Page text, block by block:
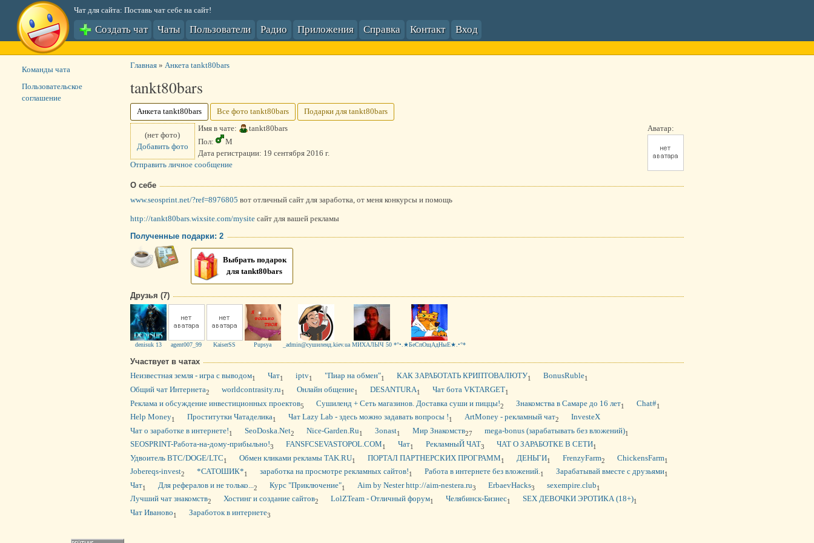
Чат для сайта: Поставь чат себе на сайт!
Создать чат Чаты Пользователи Радио Приложения Справка Контакт Вход
Главная» Анкета tankt80bars
tankt80bars
Анкета tankt80bars Все фото tankt80bars
Подарки для tankt80bars
Аватар:
(нет фото)
Добавить фото
Имя в чате:
tankt80bars
Пол:
М
Дата регистрации: 19 сентября 2016 г.
Отправить личное сообщение
О себе
www.seosprint.net/?ref=8976805 вот отличный сайт для заработка, от меня конкурсы и помощь
http://tankt80bars.wixsite.com/mysiteсайт для вашей рекламы
Полученные подарки: 2
Выбрать подарок
для tankt80bars
Друзья (7)
denisuk 13 agent007_99 KaiserSS Pupsya _admin@сушиленд.kiev.ua МИХАЛЫЧ 50 *°•.★БеСпОщАдНыЕ★.•°*
Участвует в чатах
Неизвестная земля - игра с выводом1 Чат1 iptv1 "Пиар на обмен"1 КАК ЗАРАБОТАТЬ КРИПТОВАЛЮТУ1 BonusRuble1
Общий чат Интернета2 worldcontrasity.ru1 Онлайн общение1 DESANTURA1 Чат бота VKTARGET1
Реклама и обсуждение инвестиционных проектов5 Сушиленд + Сеть магазинов. Доставка суши и пиццы!2 Знакомства в Самаре до 16 лет1 Chat#1
Help Money1 Проститутки Чатаделика1 Чат Lazy Lab - здесь можно задавать вопросы !1 ArtMoney - рекламный чат2
InvesteX
Чат о заработке в интернете!1 SeoDoska.Net2 Nice-Garden.Ru1 3onast1 Мир Знакомств27 mega-bonus (зарабатывать без вложений)1
SEOSPRINT-Работа-на-дому-прибыльно!3 FANSFCSEVASTOPOL.COM1 Чат1 РекламныЙ ЧАТ3 ЧАТ О ЗАРАБОТКЕ В СЕТИ1
Удвоитель BTC/DOGE/LTC1 Обмен кликами рекламы TAK.RU1 ПОРТАЛ ПАРТНЕРСКИХ ПРОГРАММ1 ДЕНЬГИ1 FrenzyFarm2 ChickensFarm1
Jobereqs-invest2 *САТОШИК*1 заработка на просмотре рекламных сайтов!1 Работа в интернете без вложений.1 Зарабатывай вместе с друзьями1
Чат1 Для рефералов и не только... 2 Курс "Приключение"1 Aim by Nester http://aim-nestera.ru3 ErbaevHacks3 sexempire.club1
Лучший чат знакомств2 Хостинг и создание сайтов2 LolZTeam - Отличный форум1 Челябинск-Бизнес1 SEX ДЕВОЧКИ ЭРОТИКА (18+)1
Чат Иваново1 Заработок в интернете3
Команды чата
Пользовательское
соглашение